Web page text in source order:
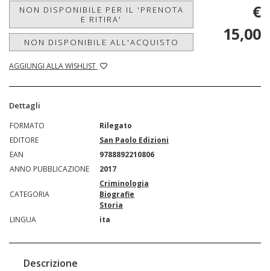
NON DISPONIBILE PER IL 'PRENOTA
E RITIRA'
NON DISPONIBILE ALL'ACQUISTO
AGGIUNGI ALLA WISHLIST
€
15,00
Dettagli
FORMATO
Rilegato
EDITORE
San Paolo Edizioni
EAN
9788892210806
ANNO PUBBLICAZIONE
2017
CATEGORIA
Criminologia
Biografie
Storia
LINGUA
ita
Descrizione